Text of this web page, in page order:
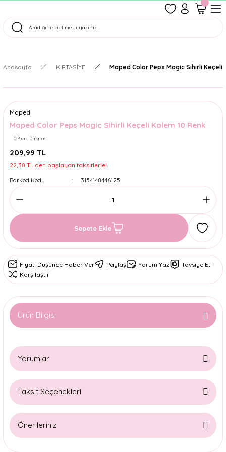
Tüm Siparişler Aynı Gün Kargoda!
Anasayfa KIRTASİYE Maped Color Peps Magic Sihirli Keçeli
Maped
Maped Color Peps Magic Sihirli Keçeli Kalem 10 Renk
0 Puan - 0 Yorum
209,99 TL
22,38 TL den başlayan taksitlerle!
Barkod Kodu
3154148446125
Sepete Ekle
Fiyatı Düşünce Haber Ver Paylaş Yorum Yaz
Tavsiye Et
Karşılaştır
Ürün Bilgisi
Yorumlar
Taksit Seçenekleri
Önerileriniz